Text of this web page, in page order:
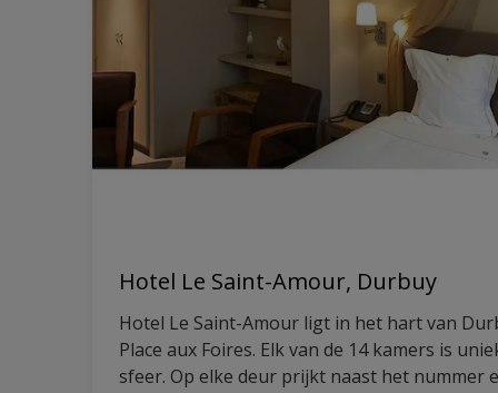
Hotel Le Saint-Amour, Durbuy
Hotel Le Saint-Amour ligt in het hart van
Place aux Foires. Elk van de 14 kamers is
sfeer. Op elke deur prijkt naast het nummer